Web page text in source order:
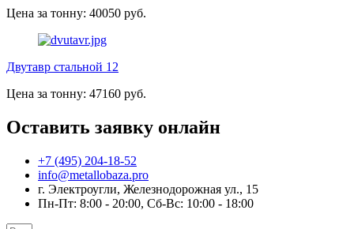
Цена за тонну: 40050 руб.
Двутавр стальной 12
Цена за тонну: 47160 руб.
Оставить заявку онлайн
+7 (495) 204-18-52
info@metallobaza.pro
г. Электроугли, Железнодорожная ул., 15
Пн-Пт: 8:00 - 20:00, Сб-Вс: 10:00 - 18:00